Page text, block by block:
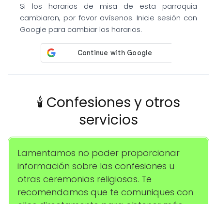
Si los horarios de misa de esta parroquia
cambiaron, por favor avísenos. Inicie sesión con
Google para cambiar los horarios.
🕯️ Confesiones y otros
servicios
Lamentamos no poder proporcionar
información sobre las confesiones u
otras ceremonias religiosas. Te
recomendamos que te comuniques con